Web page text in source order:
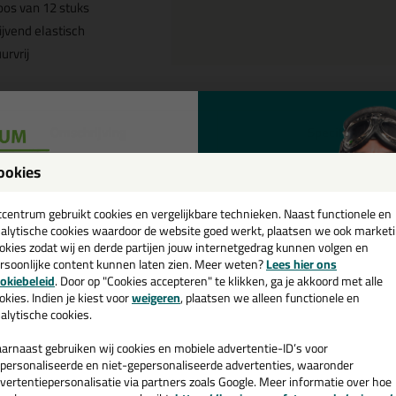
van 12 stuks
elastisch
Specificaties
it Silicon 218 doos /12
in NCS S1502 Y
de Seal-it Silicon 218 doos /12 kokers in RAL, NCS of Sikkens
je meer weten over de toepassing en kenmerken van dit product?
gebruikt cookies en vergelijkbare technieken. Naast functionele en
cookies waardoor de website goed werkt, plaatsen we ook
zodat wij en derde partijen jouw internetgedrag kunnen volgen en
content kunnen laten zien. Meer weten?Lees hier ons
. Door op "Cookies accepteren" te klikken, ga je akkoord met alle
Indien je kiest voorweigeren, plaatsen we alleen functionele en
cookies.
gebruiken wij cookies en mobiele advertentie-ID’s voor
en niet-gepersonaliseerde advertenties, waaronder
via partners zoals Google. Meer informatie over hoe
💚
en ontvang een
€35,-bij je eerste bestelling!